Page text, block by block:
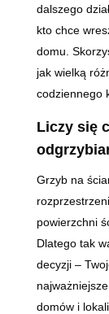
dalszego
kto chce
domu.
jak wielką
codziennego
Liczy się
Grzyb na
powierzchni
Dlatego tak
decyzji –
domów i